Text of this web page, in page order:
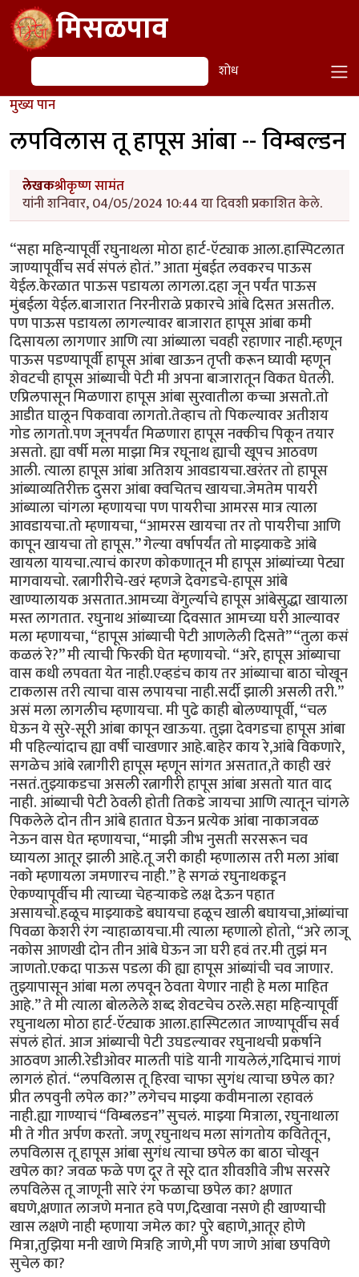
Skip to main contentमिसळपाव
शोध शोध
मुख्य पान
लपविलास तू हापूस आंबा -- विम्बल्डन
लेखकश्रीकृष्ण सामंत
यांनी शनिवार, 04/05/2024 10:44 या दिवशी प्रकाशित केले.
“सहा महिन्यापूर्वी रघुनाथला मोठा हार्ट-ऍट्याक आला.हास्पिटलात
जाण्यापूर्वीच सर्व संपलं होतं.” आता मुंबईत लवकरच पाऊस
येईल.केरळात पाऊस पडायला लागला.दहा जून पर्यंत पाऊस
मुंबईला येईल.बाजारात निरनीराळे प्रकारचे आंबे दिसत असतील.
पण पाऊस पडायला लागल्यावर बाजारात हापूस आंबा कमी
दिसायला लागणार आणि त्या आंब्याला चवही रहाणार नाही.म्हणून
पाऊस पडण्यापूर्वी हापूस आंबा खाऊन तृप्ती करून घ्यावी म्हणून
शेवटची हापूस आंब्याची पेटी मी अपना बाजारातून विकत घेतली.
एप्रिलपासून मिळणारा हापूस आंबा सुरवातीला कच्चा असतो.तो
आडीत घालून पिकवावा लागतो.तेव्हाच तो पिकल्यावर अतीशय
गोड लागतो.पण जूनपर्यंत मिळणारा हापूस नक्कीच पिकून तयार
असतो. ह्या वर्षी मला माझा मित्र रघूनाथ ह्याची खूपच आठवण
आली. त्याला हापूस आंबा अतिशय आवडायचा.खरंतर तो हापूस
आंब्याव्यतिरीक्त दुसरा आंबा क्वचितच खायचा.जेमतेम पायरी
आंब्याला चांगला म्हणायचा पण पायरीचा आमरस मात्र त्याला
आवडायचा.तो म्हणायचा, “आमरस खायचा तर तो पायरीचा आणि
कापून खायचा तो हापूस.” गेल्या वर्षापर्यंत तो माझ्याकडे आंबे
खायला यायचा.त्याचं कारण कोकणातून मी हापूस आंब्यांच्या पेट्या
मागवायचो. रत्नागीरीचे-खरं म्हणजे देवगडचे-हापूस आंबे
खाण्यालायक असतात.आमच्या वेंगुर्ल्याचे हापूस आंबेसुद्धा खायाला
मस्त लागतात. रघुनाथ आंब्याच्या दिवसात आमच्या घरी आल्यावर
मला म्हणायचा, “हापूस आंब्याची पेटी आणलेली दिसते” “तुला कसं
कळलं रे?” मी त्याची फिरकी घेत म्हणायचो. “अरे, हापूस आंब्याचा
वास कधी लपवता येत नाही.एव्हडंच काय तर आंब्याचा बाठा चोखून
टाकलास तरी त्याचा वास लपायचा नाही.सर्दी झाली असली तरी.”
असं मला लागलीच म्हणायचा. मी पुढे काही बोलण्यापूर्वी, “चल
घेऊन ये सुरे-सूरी आंबा कापून खाऊया. तुझा देवगडचा हापूस आंबा
मी पहिल्यांदाच ह्या वर्षी चाखणार आहे.बाहेर काय रे,आंबे विकणारे,
सगळेच आंबे रत्नागीरी हापूस म्हणून सांगत असतात,ते काही खरं
नसतं.तुझ्याकडचा असली रत्नागीरी हापूस आंबा असतो यात वाद
नाही. आंब्याची पेटी ठेवली होती तिकडे जायचा आणि त्यातून चांगले
पिकलेले दोन तीन आंबे हातात घेऊन प्रत्येक आंबा नाकाजवळ
नेऊन वास घेत म्हणायचा, “माझी जीभ नुसती सरसरून चव
घ्यायला आतूर झाली आहे.तू जरी काही म्हणालास तरी मला आंबा
नको म्हणायला जमणारच नाही.” हे सगळं रघुनाथकडून
ऐकण्यापूर्वीच मी त्याच्या चेहर्‍याकडे लक्ष देऊन पहात
असायचो.हळूच माझ्याकडे बघायचा हळूच खाली बघायचा,आंब्यांचा
पिवळा केशरी रंग न्याहाळायचा.मी त्याला म्हणालो होतो, “अरे लाजू
नकोस आणखी दोन तीन आंबे घेऊन जा घरी हवं तर.मी तुझं मन
जाणतो.एकदा पाऊस पडला की ह्या हापूस आंब्यांची चव जाणार.
तुझ्यापासून आंबा मला लपवून ठेवता येणार नाही हे मला माहित
आहे.” ते मी त्याला बोललेले शब्द शेवटचेच ठरले.सहा महिन्यापूर्वी
रघुनाथला मोठा हार्ट-ऍट्याक आला.हास्पिटलात जाण्यापूर्वीच सर्व
संपलं होतं. आज आंब्याची पेटी उघडल्यावर रघुनाथची प्रकर्षाने
आठवण आली.रेडीओवर मालती पांडे यानी गायलेलं,गदिमाचं गाणं
लागलं होतं. “लपविलास तू हिरवा चाफा सुगंध त्याचा छपेल का?
प्रीत लपवुनी लपेल का?” लगेचच माझ्या कवीमनाला रहावलं
नाही.ह्या गाण्याचं “विम्बलडन” सुचलं. माझ्या मित्राला, रघुनाथाला
मी ते गीत अर्पण करतो. जणू रघुनाथच मला सांगतोय कवितेतून,
लपविलास तू हापूस आंबा सुगंध त्याचा छपेल का बाठा चोखून
खपेल का? जवळ फळे पण दूर ते सूरे दात शीवशीवे जीभ सरसरे
लपविलेस तू जाणूनी सारे रंग फळाचा छपेल का? क्षणात
बघणे,क्षणात लाजणे मनात हवे पण,दिखावा नसणे ही खाण्याची
खास लक्षणे नाही म्हणाया जमेल का? पुरे बहाणे,आतूर होणे
मित्रा,तुझिया मनी खाणे मित्रहि जाणे,मी पण जाणे आंबा छपविणे
सुचेल का?